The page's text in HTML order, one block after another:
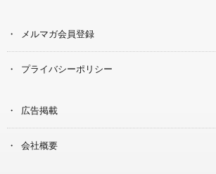
メルマガ会員登録
プライバシーポリシー
広告掲載
会社概要